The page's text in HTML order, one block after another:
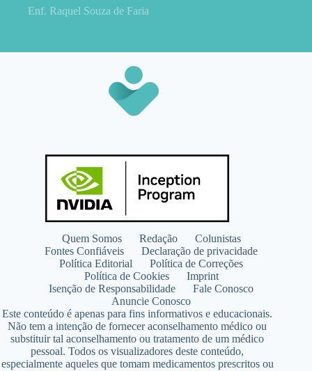
Enf. Raquel Souza de Faria
Quem Somos Redação
Colunistas
Fontes Confiáveis
Declaração de privacidade
Política Editorial
Política de Correções
Política de Cookies
Imprint
Isenção de Responsabilidade
Fale Conosco
Anuncie Conosco
Este conteúdo é apenas para fins informativos e educacionais.
Não tem a intenção de fornecer aconselhamento médico ou
substituir tal aconselhamento ou tratamento de um médico
pessoal. Todos os visualizadores deste conteúdo,
especialmente aqueles que tomam medicamentos prescritos ou